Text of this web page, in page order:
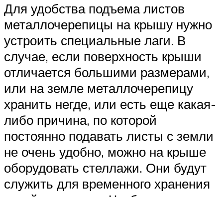
Для удобства подъема листов
металлочерепицы на крышу нужно
устроить специальные лаги. В
случае, если поверхность крыши
отличается большими размерами,
или на земле металлочерепицу
хранить негде, или есть еще какая-
либо причина, по которой
постоянно подавать листы с земли
не очень удобно, можно на крыше
оборудовать стеллажи. Они будут
служить для временного хранения